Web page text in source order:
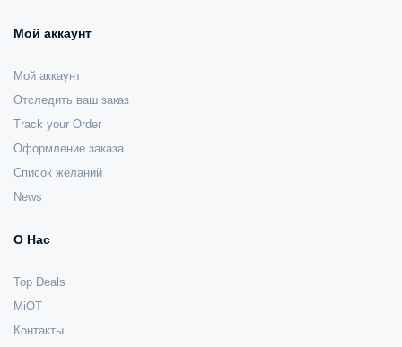
Мой аккаунт
Мой аккаунт
Отследить ваш заказ
Track your Order
Оформление заказа
Список желаний
News
О Нас
Top Deals
MiOT
Контакты